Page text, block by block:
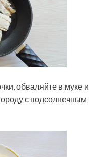
обваляйте в муке и
с подсолнечным